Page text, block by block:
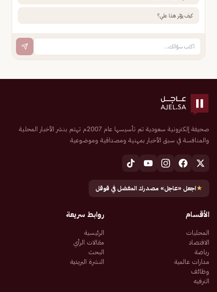
كيف يؤثر هذا علي؟
صحيفة إلكترونية سعودية تم تأسيسها عام 2007م تهتم بنشر الأخبار المحلية
والمنافسة في سبق الأخبار بمهنية ومصداقية وموضوعية
★اجعل «عاجل» مصدرك المفضل في قوقل
الأقسام
المحليات
الاقتصاد
رياضة
مدارات عالمية
وظائف
الترفيه
روابط سريعة
الرئيسية
مقالات الرأي
البحث
النشرة البريدية